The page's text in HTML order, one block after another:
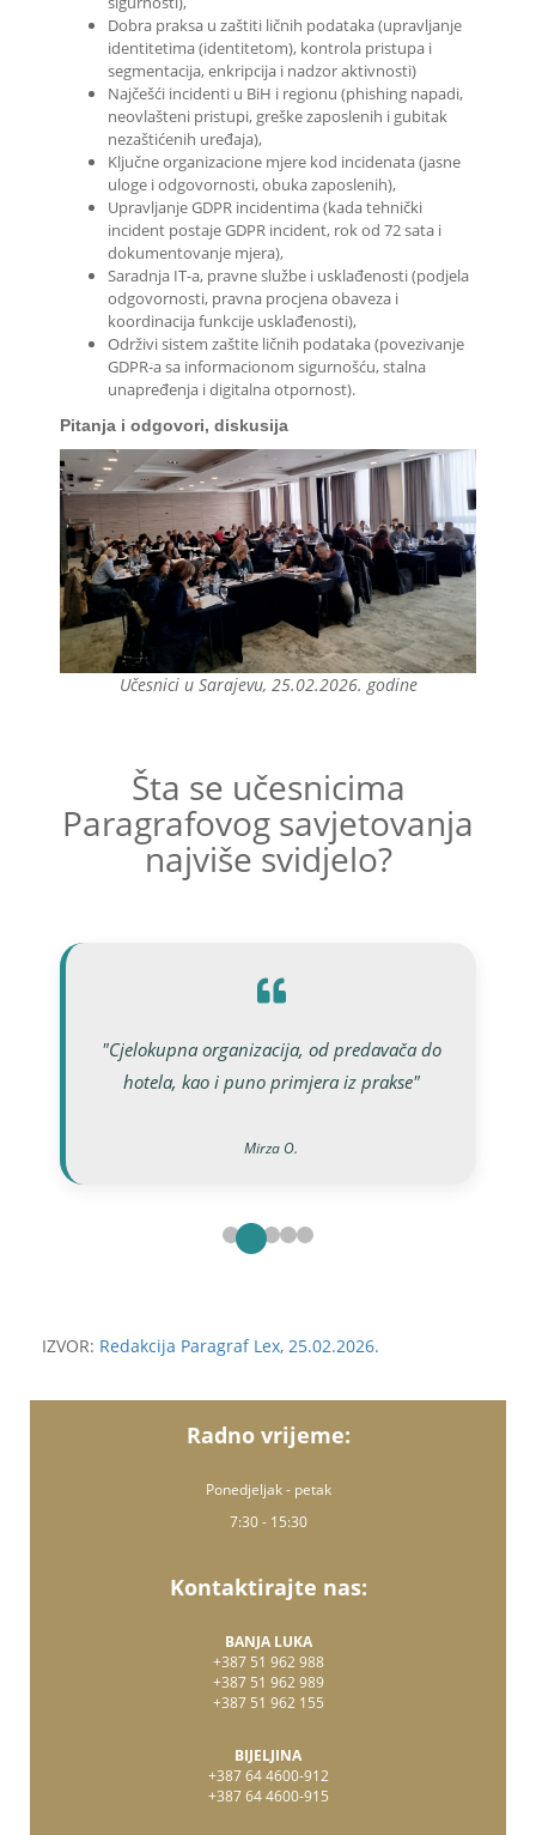
Dobra praksa u zaštiti ličnih podataka (upravljanje
identitetima (identitetom), kontrola pristupa i
segmentacija, enkripcija i nadzor aktivnosti)
Najčešći incidenti u BiH i regionu (phishing napadi,
neovlašteni pristupi, greške zaposlenih i gubitak
nezaštićenih uređaja),
Ključne organizacione mjere kod incidenata (jasne
uloge i odgovornosti, obuka zaposlenih),
Upravljanje GDPR incidentima (kada tehnički
incident postaje GDPR incident, rok od 72 sata i
dokumentovanje mjera),
Saradnja IT-a, pravne službe i usklađenosti (podjela
odgovornosti, pravna procjena obaveza i
koordinacija funkcije usklađenosti),
Održivi sistem zaštite ličnih podataka (povezivanje
GDPR-a sa informacionom sigurnošću, stalna
unapređenja i digitalna otpornost).
Pitanja i odgovori, diskusija
Učesnici u Sarajevu, 25.02.2026. godine
Šta se učesnicima
Paragrafovog savjetovanja
najviše svidjelo?
"Cjelokupna organizacija, od predavača do
hotela, kao i puno primjera iz prakse"
Mirza O.
IZVOR: Redakcija Paragraf Lex, 25.02.2026.
Radno vrijeme:
Ponedjeljak - petak
7:30 - 15:30
Kontaktirajte nas:
BANJA LUKA
+387 51 962 988
+387 51 962 989
+387 51 962 155
BIJELJINA
+387 64 4600-912
+387 64 4600-915